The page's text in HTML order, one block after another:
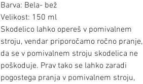
Barva: Bela- bež
Velikost: 150 ml
Skodelico lahko opereš v pomivalnem
stroju, vendar priporočamo ročno pranje,
da se v pomivalnem stroju skodelica ne
poškoduje. Prav tako se lahko zaradi
pogostega pranja v pomivalnem stroju,